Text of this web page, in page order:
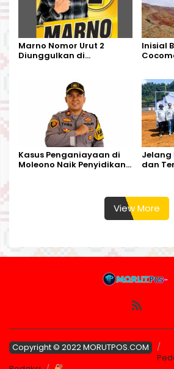
Marno Nomor Urut 2
Diunggulkan di
Harapan Warga
Inisial
Kasus Penganiayaan di
Moleono Naik Penyidikan,
Jelang
dan
View More
Copyright © 2022 MORUTPOS.COM